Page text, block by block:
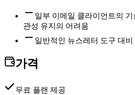
일부 이메일 클라이언트의
관성 유지의 어려움
일반적인 뉴스레터 도구 대
가격
무료 플랜 제공